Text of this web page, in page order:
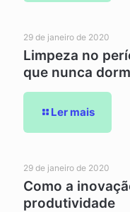
29 de janeiro de 2020
Limpeza no
que nunca
Ler mais
29 de janeiro de 2020
Como a
produtividade